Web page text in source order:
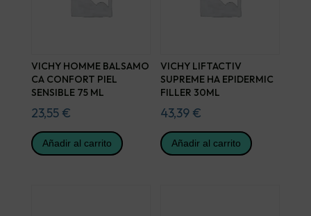
VICHY HOMME BALSAMO
CA CONFORT PIEL
SENSIBLE 75 ML
23,55 €
Añadir al carrito
VICHY LIFTACTIV
SUPREME HA EPIDERMIC
FILLER 30ML
43,39 €
Añadir al carrito